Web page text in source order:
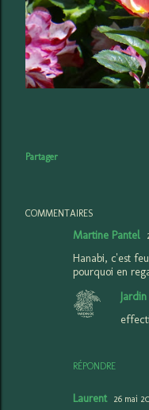
Partager
COMMENTAIRES
Martine Pantel
Hanabi, c'est
pourquoi en
RÉPONDRE
Laurent 26 mai